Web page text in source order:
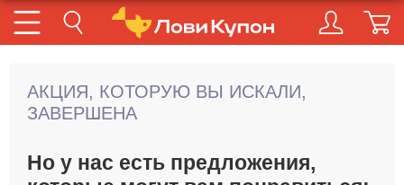
Продолжить покупки Купить
АКЦИЯ, КОТОРУЮ ВЫ ИСКАЛИ,
ЗАВЕРШЕНА
Но у нас есть предложения,